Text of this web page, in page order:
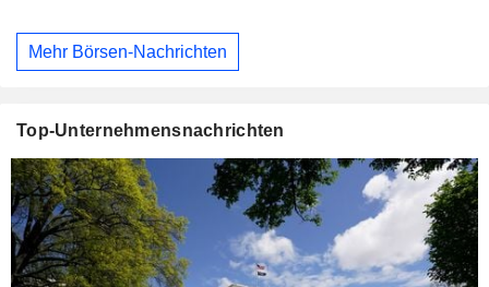
Mehr Börsen-Nachrichten
Top-Unternehmensnachrichten